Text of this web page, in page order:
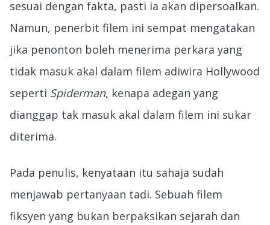
sesuai dengan fakta, pasti ia akan dipersoalkan.
Namun, penerbit filem ini sempat mengatakan
jika penonton boleh menerima perkara yang
tidak masuk akal dalam filem adiwira Hollywood
seperti Spiderman, kenapa adegan yang
dianggap tak masuk akal dalam filem ini sukar
diterima.
Pada penulis, kenyataan itu sahaja sudah
menjawab pertanyaan tadi. Sebuah filem
fiksyen yang bukan berpaksikan sejarah dan